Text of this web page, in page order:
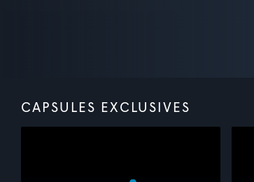
CAPSULES EXCLUSIVES